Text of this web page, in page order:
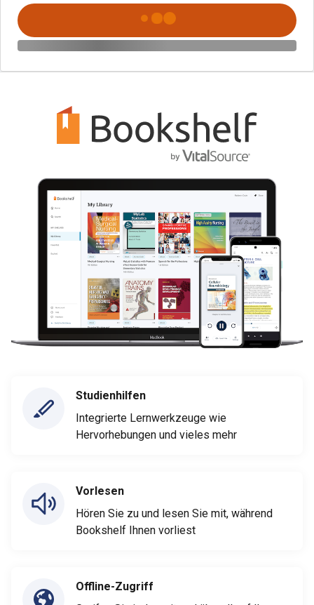
Studienhilfen
Integrierte Lernwerkzeuge wie
Hervorhebungen und vieles mehr
Vorlesen
Hören Sie zu und lesen Sie mit, während
Bookshelf Ihnen vorliest
Offline-Zugriff